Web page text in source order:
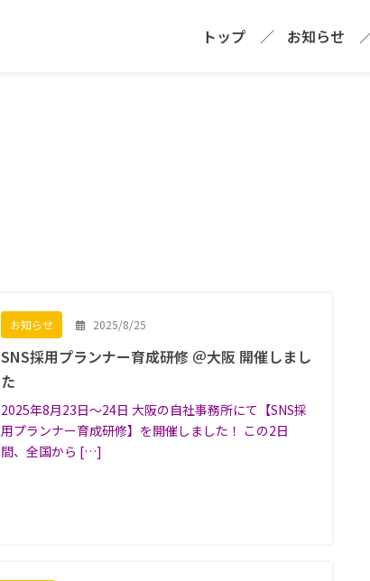
トップ お知らせ
お知らせ 2025/8/25
SNS採用プランナー育成研修 ＠大阪 開催しまし
た
2025年8月23日〜24日 大阪の自社事務所にて【SNS採
用プランナー育成研修】を開催しました！ この2日
間、全国から […]